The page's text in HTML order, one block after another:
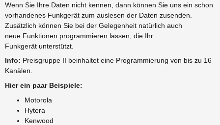
Wenn Sie Ihre Daten nicht kennen, dann können Sie uns ein schon
vorhandenes Funkgerät zum auslesen der Daten zusenden.
Zusätzlich können Sie bei der Gelegenheit natürlich auch
neue Funktionen programmieren lassen, die Ihr
Funkgerät unterstützt.
Info: Preisgruppe II beinhaltet eine Programmierung von bis zu 16
Kanälen.
Hier ein paar Beispiele:
Motorola
Hytera
Kenwood